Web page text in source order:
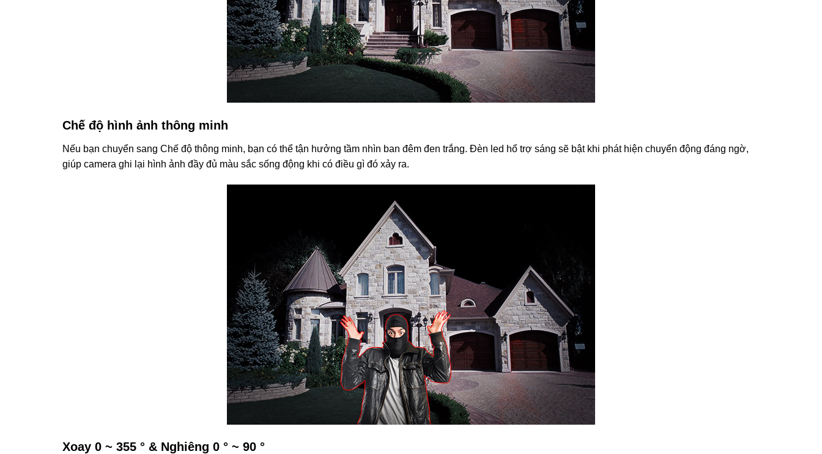
Chế độ hình ảnh thông minh
Nếu bạn chuyển sang Chế độ thông minh, bạn có thể tận hưởng tầm nhìn ban đêm đen trắng. Đèn led hổ trợ sáng sẽ bật khi phát hiện chuyển động đáng ngờ,
giúp camera ghi lại hình ảnh đầy đủ màu sắc sống động khi có điều gì đó xảy ra.
Xoay 0 ~ 355 ° & Nghiêng 0 ° ~ 90 °